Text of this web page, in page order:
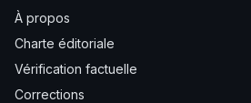
À propos
Charte éditoriale
Vérification factuelle
Corrections